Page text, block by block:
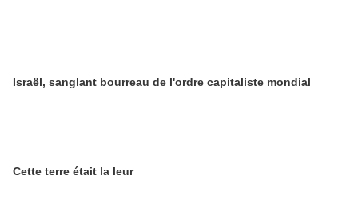
Israël, sanglant bourreau de l'ordre capitaliste mondial
Cette terre était la leur